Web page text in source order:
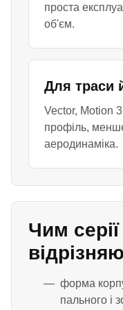
проста
об'єм.
Для траси
Vector, Motion
профіль,
аеродинаміка.
Чим
форма
пального і